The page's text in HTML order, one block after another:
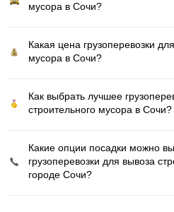
мусора в Сочи?
Какая цена грузоперевозки
мусора в Сочи?
Как выбрать лучшее
строительного мусора в Сочи?
Какие опции посадки можно
грузоперевозки для вывоза
городе Сочи?